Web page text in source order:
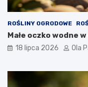
ROŚLINY OGRODOWE
Małe oczko wodne
18 lipca 2026 Ola